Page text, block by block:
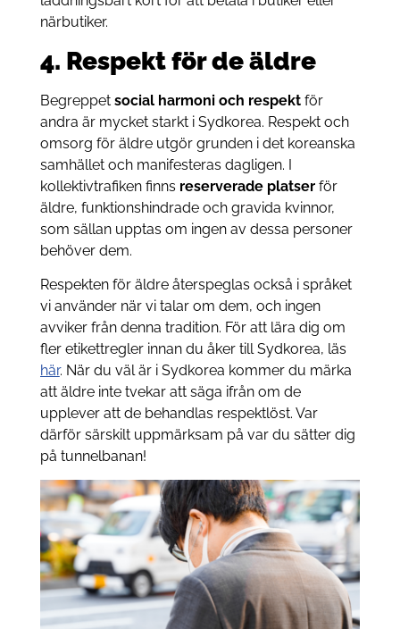
närbutiker.
4. Respekt för de äldre
Begreppet social harmoni och respektför
andra är mycket starkt i Sydkorea. Respekt och
omsorg för äldre utgör grunden i det koreanska
samhället och manifesteras dagligen. I
kollektivtrafiken finns reserverade platserför
äldre, funktionshindrade och gravida kvinnor,
som sällan upptas om ingen av dessa personer
behöver dem.
Respekten för äldre återspeglas också i språket
vi använder när vi talar om dem, och ingen
avviker från denna tradition. För att lära dig om
fler etikettregler innan du åker till Sydkorea, läs
här. När du väl är i Sydkorea kommer du märka
att äldre inte tvekar att säga ifrån om de
upplever att de behandlas respektlöst. Var
därför särskilt uppmärksam på var du sätter dig
på tunnelbanan!